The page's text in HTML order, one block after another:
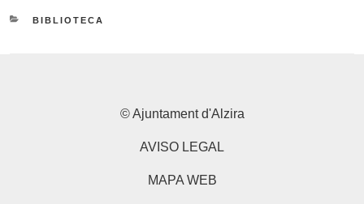
CATEGORIES
BIBLIOTECA
© Ajuntament d'Alzira
AVISO LEGAL
MAPA WEB